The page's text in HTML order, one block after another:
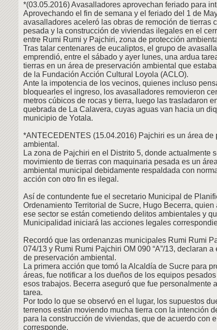
*(03.05.2016) Avasalladores aprovechan feriado para
Aprovechando el fin de semana y el feriado del 1 de
avasalladores aceleró las obras de remoción de tierras
pesada y la construcción de viviendas ilegales en el
entre Rumi Rumi y Pajchiri, zona de protección
Tras talar centenares de eucaliptos, el grupo de
emprendió, entre el sábado y ayer lunes, una ardua
tierras en un área de preservación ambiental que
de la Fundación Acción Cultural Loyola (ACLO).
Ante la impotencia de los vecinos, quienes incluso
bloquearles el ingreso, los avasalladores removieron
metros cúbicos de rocas y tierra, luego las trasladaron
quebrada de La Calavera, cuyas aguas van hacia un
municipio de Yotala.
*ANTECEDENTES (15.04.2016) Pajchiri es un área de
ambiental.
La zona de Pajchiri en el Distrito 5, donde actualmente
movimiento de tierras con maquinaria pesada es un
ambiental municipal debidamente respaldada con
acción con otro fin es ilegal.
Así de contundente fue el secretario Municipal de
Ordenamiento Territorial de Sucre, Hugo Becerra, quien
ese sector se están cometiendo delitos ambientales y
Municipalidad iniciará las acciones legales
Recordó que las ordenanzas municipales Rumi Rumi
074/13 y Rumi Rumi Pajchiri OM 090 “A”/13, declaran a
de preservación ambiental.
La primera acción que tomó la Alcaldía de Sucre para
áreas, fue notificar a los dueños de los equipos
esos trabajos. Becerra aseguró que fue personalmente
tarea.
Por todo lo que se observó en el lugar, los supuestos
terrenos están moviendo mucha tierra con la intención
para la construcción de viviendas, que de acuerdo con
corresponde.